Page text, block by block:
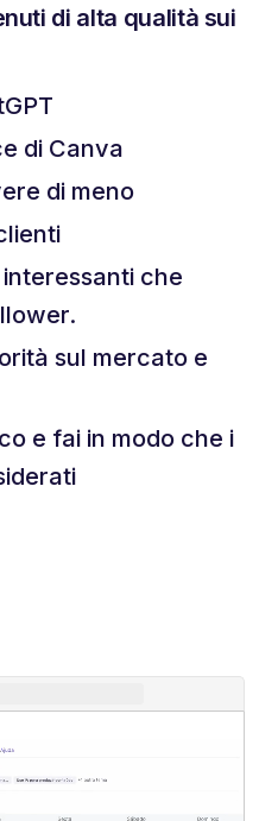
di alta qualità sui
di Canva
di meno
che
sul mercato e
e fai in modo che i